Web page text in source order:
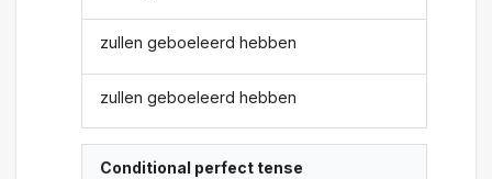
zullen geboeleerd hebben
zullen geboeleerd hebben
Conditional perfect tense